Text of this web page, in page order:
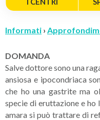
Informati ›
DOMANDA
Salve dottore sono una
ansiosa e ipocondriaca
che ho una gastrite ma
specie di eruttazione e ho
amara si può trattare di